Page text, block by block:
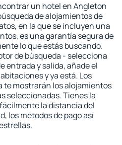
un hotel en Angleton
de alojamientos de
en la que se incluyen una
es una garantía segura de
lo que estás buscando.
de búsqueda - selecciona
entrada y salida, añade el
y ya está. Los
te mostrarán los alojamientos
seleccionadas. Tienes la
la distancia del
los métodos de pago así